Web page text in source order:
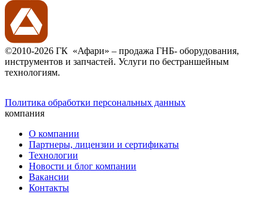
©2010-2026 ГК «Афари» – продажа ГНБ- оборудования,
инструментов и запчастей. Услуги по бестраншейным
технологиям.
Политика обработки персональных данных
компания
О компании
Партнеры, лицензии и сертификаты
Технологии
Новости и блог компании
Вакансии
Контакты